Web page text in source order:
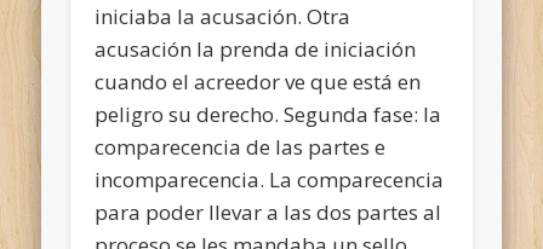
iniciaba la acusación. Otra
acusación la prenda de iniciación
cuando el acreedor ve que está en
peligro su derecho. Segunda fase: la
comparecencia de las partes e
incomparecencia. La comparecencia
para poder llevar a las dos partes al